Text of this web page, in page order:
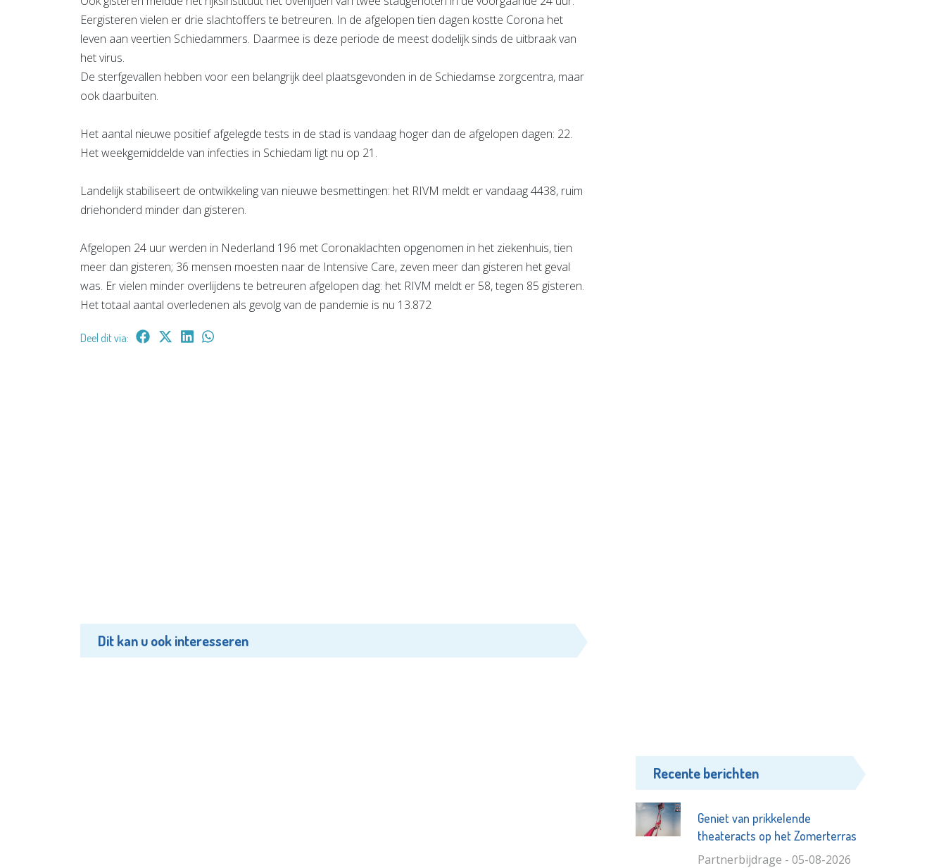
Eergisteren vielen er drie slachtoffers te betreuren. In de afgelopen tien dagen kostte Corona het
leven aan veertien Schiedammers. Daarmee is deze periode de meest dodelijk sinds de uitbraak van
het virus.
De sterfgevallen hebben voor een belangrijk deel plaatsgevonden in de Schiedamse zorgcentra, maar
ook daarbuiten.
Het aantal nieuwe positief afgelegde tests in de stad is vandaag hoger dan de afgelopen dagen: 22.
Het weekgemiddelde van infecties in Schiedam ligt nu op 21.
Landelijk stabiliseert de ontwikkeling van nieuwe besmettingen: het RIVM meldt er vandaag 4438, ruim
driehonderd minder dan gisteren.
Afgelopen 24 uur werden in Nederland 196 met Coronaklachten opgenomen in het ziekenhuis, tien
meer dan gisteren; 36 mensen moesten naar de Intensive Care, zeven meer dan gisteren het geval
was. Er vielen minder overlijdens te betreuren afgelopen dag: het RIVM meldt er 58, tegen 85 gisteren.
Het totaal aantal overledenen als gevolg van de pandemie is nu 13.872
Deel dit via:
Dit kan u ook interesseren
Recente berichten
Geniet van prikkelende
theateracts op het Zomerterras
Partnerbijdrage - 05-08-2026